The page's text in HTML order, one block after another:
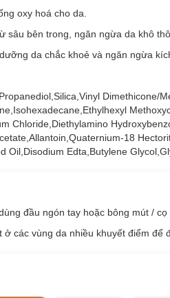
oxy hoá cho da.
sâu bên trong, ngăn ngừa da khô
da chắc khoẻ và ngăn ngừa
Dimethicone/
Chloride,Diethylamino
18
Oil,Disodium Edta,Butylene
đầu ngón tay hoặc bông mút /
các vùng da nhiều khuyết điểm để